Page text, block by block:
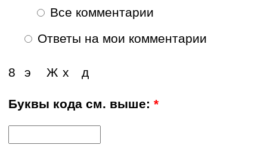
Все комментарии
Ответы на мои комментарии
Ж д
х
8 э
Буквы кода см. выше:*